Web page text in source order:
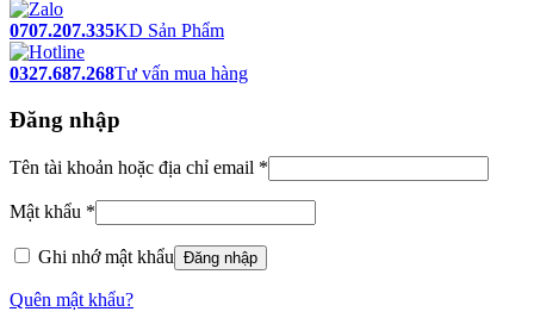
0707.207.335KD Sản Phẩm
0327.687.268Tư vấn mua hàng
Đăng nhập
Tên tài khoản hoặc địa chỉ email *
Mật khẩu *
Ghi nhớ mật khẩu Đăng nhập
Quên mật khẩu?